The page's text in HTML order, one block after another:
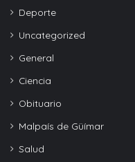
Deporte
Uncategorized
General
Ciencia
Obituario
Malpaís de Güímar
Salud